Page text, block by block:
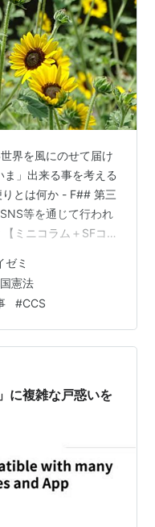
界を風にのせて届け
ま」出来る事を考える
とは何か - F## 第三
等を通じて行われ
ミニコラム＋SFコラ
【ミニコラム＋SFコ
る事 - F## 第六章 弁
第七章 【ミニコラム
【ミニコラム＋SFコ
ゼミ
憲法
#CCS
に複雑な戸惑いを